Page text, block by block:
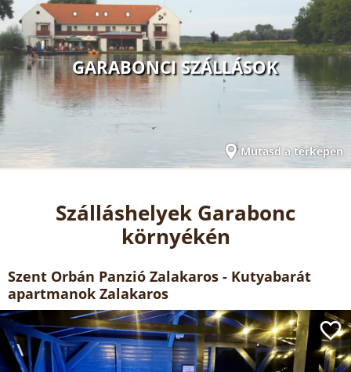
GARABONCI SZÁLLÁSOK
Mutasd a térképen
Szálláshelyek Garabonc
környékén
Szent Orbán Panzió Zalakaros - Kutyabarát
apartmanok Zalakaros